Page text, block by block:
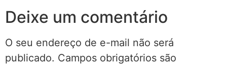
Deixe um comentário
O seu endereço de e-mail não será
publicado. Campos obrigatórios são